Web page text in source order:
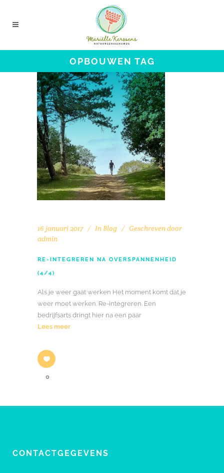
OPBOUWEN TAG
16 januari 2017 In Blog
Geschreven door
admin
RE-INTEGREREN NA OVERSPANNENHEID
(4/4)
Als je weer gaat werken Het moment komt dat je
weer moet werken. Re-integreren. Een
bedrijfsarts dringt hier na een paar
Lees meer
0
CONTACTGEGEVENS